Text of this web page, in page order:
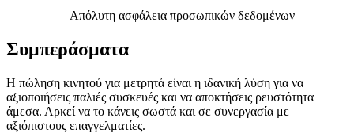
Απόλυτη ασφάλεια προσωπικών δεδομένων
Συμπεράσματα
Η πώληση κινητού για μετρητά είναι η ιδανική λύση για να
αξιοποιήσεις παλιές συσκευές και να αποκτήσεις ρευστότητα
άμεσα. Αρκεί να το κάνεις σωστά και σε συνεργασία με
αξιόπιστους επαγγελματίες.